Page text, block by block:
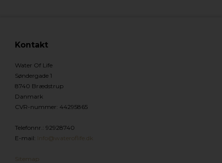
Kontakt
Water Of Life
Søndergade 1
8740 Brædstrup
Danmark
CVR-nummer: 44295865
Telefonnr.: 92928740
E-mail: Info@wateroflife.dk
Sitemap